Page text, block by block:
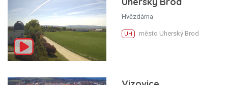
Hvězdárna
UH město Uherský Brod